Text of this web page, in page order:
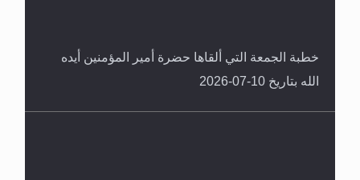
خطبة الجمعة التي ألقاها حضرة أمير المؤمنين أيده
الله بتاريخ 10-07-2026